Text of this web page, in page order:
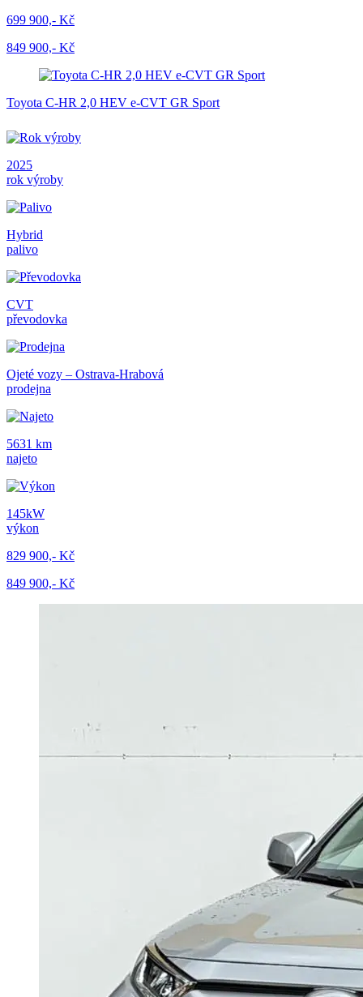
699 900,- Kč
849 900,- Kč
Toyota C-HR 2,0 HEV e-CVT GR Sport
2025
rok výroby
Hybrid
palivo
CVT
převodovka
Ojeté vozy – Ostrava-Hrabová
prodejna
5631 km
najeto
145kW
výkon
829 900,- Kč
849 900,- Kč